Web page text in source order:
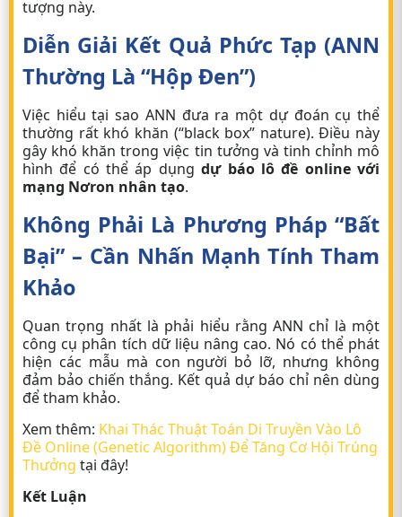
tượng này.
Diễn Giải Kết Quả Phức Tạp (ANN
Thường Là “hộp Đen”)
Việc hiểu tại sao ANN đưa ra một dự đoán cụ thể
thường rất khó khăn (“black box” nature). Điều này
gây khó khăn trong việc tin tưởng và tinh chỉnh mô
hình để có thể áp dụngdự báo lô đề online với
mạng Nơron nhân tạo.
Không Phải Là Phương Pháp “Bất
Bại” – Cần Nhấn Mạnh Tính Tham
Khảo
Quan trọng nhất là phải hiểu rằng ANN chỉ là một
công cụ phân tích dữ liệu nâng cao. Nó có thể phát
hiện các mẫu mà con người bỏ lỡ, nhưng không
đảm bảo chiến thắng. Kết quả dự báo chỉ nên dùng
để tham khảo.
Xem thêm: Khai Thác Thuật Toán Di Truyền Vào Lô
Đề Online (Genetic Algorithm) Để Tăng Cơ Hội Trúng
Thưởng tại đây!
Kết Luận